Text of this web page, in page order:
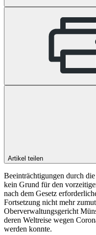
Artikel teilen
Beeinträchtigungen durch
kein Grund für den
nach dem Gesetz
Fortsetzung nicht mehr
Oberverwaltungsgericht
deren Weltreise wegen
werden konnte.